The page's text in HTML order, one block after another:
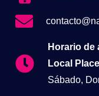
Horario de
Local
Sábado,